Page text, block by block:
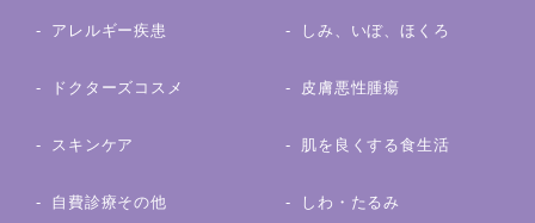
アレルギー疾患 しみ、いぼ、ほくろ
ドクターズコスメ 皮膚悪性腫瘍
スキンケア 肌を良くする食生活
自費診療その他 しわ・たるみ